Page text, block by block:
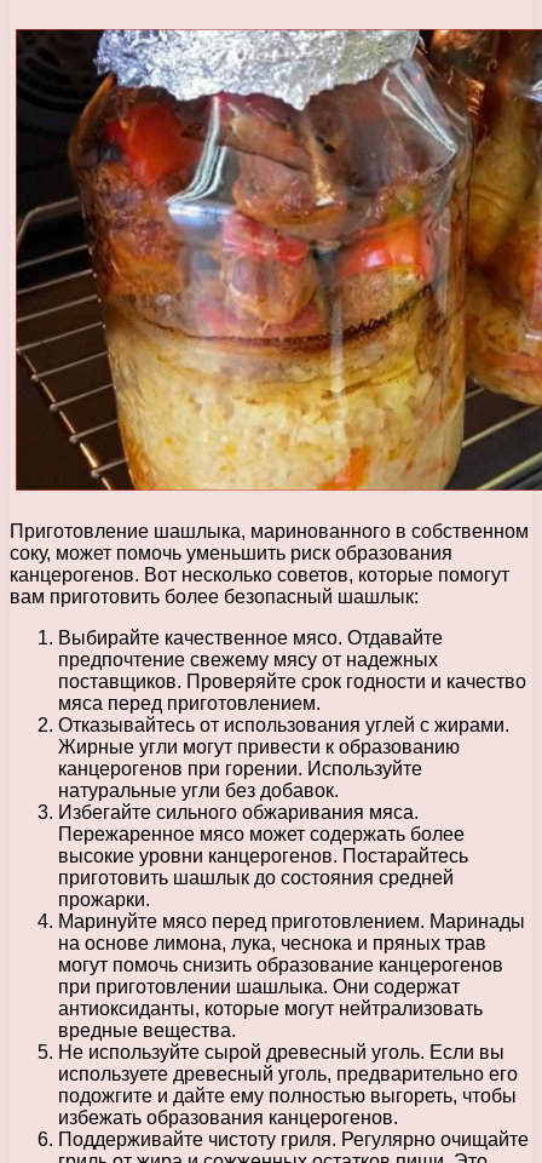
Приготовление шашлыка, маринованного в собственном
соку, может помочь уменьшить риск образования
канцерогенов. Вот несколько советов, которые помогут
вам приготовить более безопасный шашлык:
Выбирайте качественное мясо. Отдавайте
предпочтение свежему мясу от надежных
поставщиков. Проверяйте срок годности и качество
мяса перед приготовлением.
Отказывайтесь от использования углей с жирами.
Жирные угли могут привести к образованию
канцерогенов при горении. Используйте
натуральные угли без добавок.
Избегайте сильного обжаривания мяса.
Пережаренное мясо может содержать более
высокие уровни канцерогенов. Постарайтесь
приготовить шашлык до состояния средней
прожарки.
Маринуйте мясо перед приготовлением. Маринады
на основе лимона, лука, чеснока и пряных трав
могут помочь снизить образование канцерогенов
при приготовлении шашлыка. Они содержат
антиоксиданты, которые могут нейтрализовать
вредные вещества.
Не используйте сырой древесный уголь. Если вы
используете древесный уголь, предварительно его
подожгите и дайте ему полностью выгореть, чтобы
избежать образования канцерогенов.
Поддерживайте чистоту гриля. Регулярно очищайте